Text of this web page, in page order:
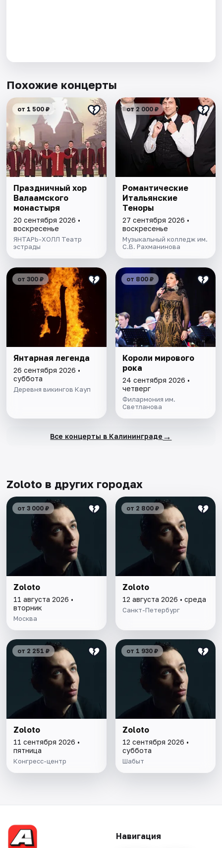
Похожие концерты
от 1 500 ₽
Праздничный хор
Валаамского
монастыря
20 сентября 2026 •
воскресенье
ЯНТАРЬ-ХОЛЛ Театр
эстрады
от 2 000 ₽
Романтические
Итальянские
Теноры
27 сентября 2026 •
воскресенье
Mузыкальный колледж им.
С.В. Рахманинова
от 300 ₽
Янтарная легенда
26 сентября 2026 •
суббота
Деревня викингов Кауп
от 800 ₽
Короли мирового
рока
24 сентября 2026 •
четверг
Филармония им.
Светланова
Все концерты в Калининграде →
Zoloto в других городах
от 3 000 ₽
Zoloto
11 августа 2026 •
вторник
Москва
от 2 800 ₽
Zoloto
12 августа 2026 • среда
Санкт-Петербург
от 2 251 ₽
Zoloto
11 сентября 2026 •
пятница
Конгресс-центр
от 1 930 ₽
Zoloto
12 сентября 2026 •
суббота
Шабыт
Навигация